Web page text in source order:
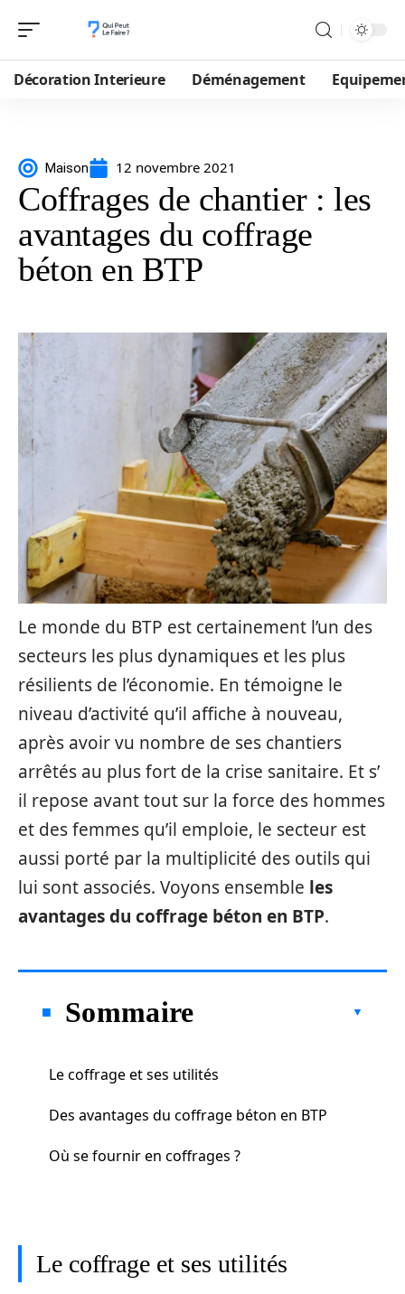
Décoration Interieure Déménagement
Maison 12 novembre 2021
Coffrages de chantier : les
avantages du coffrage
béton en BTP
Le monde du BTP est certainement l’un des
secteurs les plus dynamiques et les plus
résilients de l’économie. En témoigne le
niveau d’activité qu’il affiche à nouveau,
après avoir vu nombre de ses chantiers
arrêtés au plus fort de la crise sanitaire. Et s’
il repose avant tout sur la force des hommes
et des femmes qu’il emploie, le secteur est
aussi porté par la multiplicité des outils qui
lui sont associés. Voyons ensemble les
avantages du coffrage béton en BTP.
Sommaire
Le coffrage et ses utilités
Des avantages du coffrage béton en BTP
Où se fournir en coffrages ?
Le coffrage et ses utilités